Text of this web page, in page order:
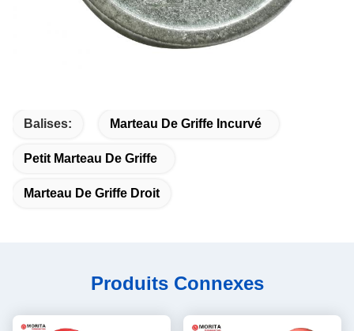
Balises: Marteau De Griffe Incurvé
Petit Marteau De Griffe
Marteau De Griffe Droit
Produits Connexes